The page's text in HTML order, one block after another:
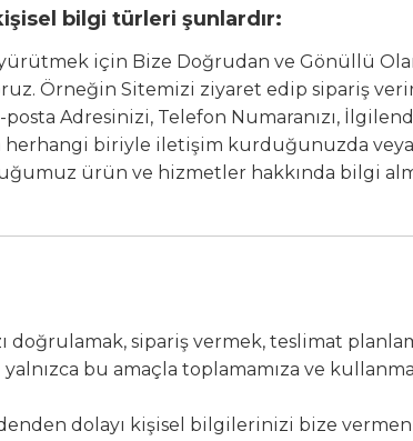
bilgi türleri şunlardır:
için Bize Doğrudan ve Gönüllü
Örneğin Sitemizi ziyaret edip sipariş
posta Adresinizi, Telefon Numaranızı,
herhangi biriyle iletişim kurduğunuzda
ürün ve hizmetler hakkında bilgi
doğrulamak, sipariş vermek, teslimat
bu amaçla toplamamıza ve
dolayı kişisel bilgilerinizi bize